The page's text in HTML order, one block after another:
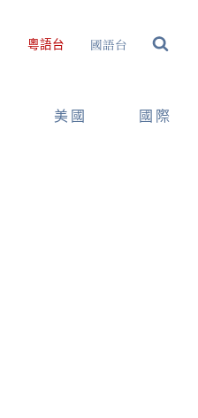
粵語台 國語台
美國 國際